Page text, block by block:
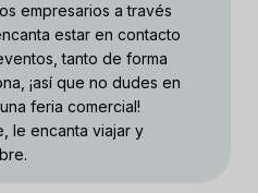
empresarios a través
estar en contacto
tanto de forma
¡así que no dudes en
feria comercial!
le encanta viajar y